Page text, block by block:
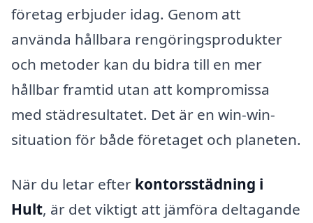
företag erbjuder idag. Genom att
använda hållbara rengöringsprodukter
och metoder kan du bidra till en mer
hållbar framtid utan att kompromissa
med städresultatet. Det är en win-win-
situation för både företaget och planeten.
När du letar efter kontorsstädning i
Hult, är det viktigt att jämföra deltagande